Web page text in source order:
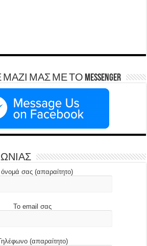
ΜΑΣ ΜΕ ΤΟ Messenger
σας (απαραίτητο)
Το email σας
(απαραίτητο)